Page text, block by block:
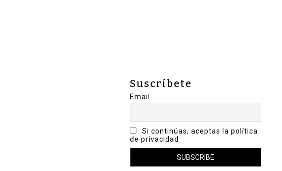
Suscríbete
Email
Si continúas, aceptas la política
de privacidad